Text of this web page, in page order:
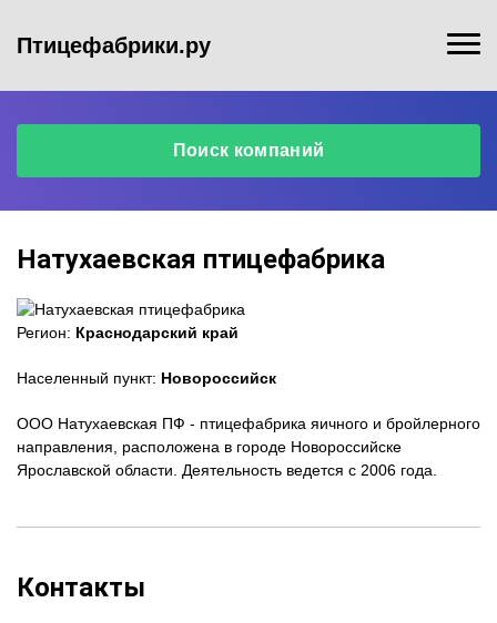
Птицефабрики.ру
Поиск компаний
Натухаевская птицефабрика
Регион: Краснодарский край
Населенный пункт: Новороссийск
ООО Натухаевская ПФ - птицефабрика яичного и бройлерного
направления, расположена в городе Новороссийске
Ярославской области. Деятельность ведется с 2006 года.
Контакты